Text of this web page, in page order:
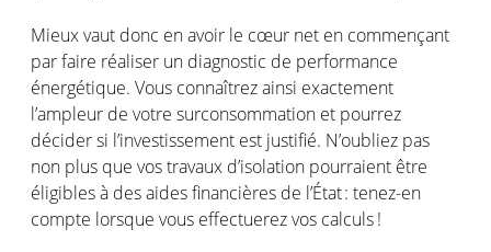
Mieuxvaut donc enavoir le cœur net en commençant
par faire réaliser un diagnostic de performance
énergétique. Vous connaîtrezainsi exactement
l’ampleur de votre surconsommation et pourrez
décidersi l’investissement est justifié. N’oubliez pas
non plus que vostravaux d’isolation pourraient être
éligiblesà des aidesfinancières de l’État: tenez-en
compte lorsque vous effectuerezvos calculs!